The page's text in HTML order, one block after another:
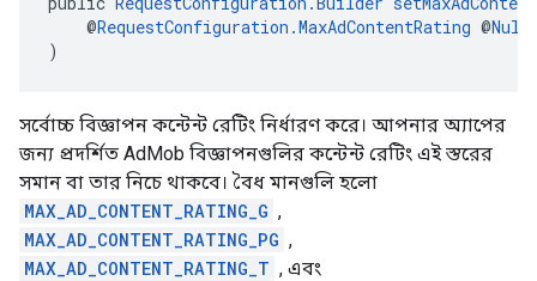
@RequestConfiguration.MaxAdContentRating @
)
সর্বোচ্চ বিজ্ঞাপন কন্টেন্ট রেটিং নির্ধারণ করে। আপনার অ্যাপের
জন্য প্রদর্শিত AdMob বিজ্ঞাপনগুলির কন্টেন্ট রেটিং এই স্তরের
সমান বা তার নিচে থাকবে। বৈধ মানগুলি হলো
MAX_AD_CONTENT_RATING_G ,
MAX_AD_CONTENT_RATING_PG ,
MAX_AD_CONTENT_RATING_T , এবং